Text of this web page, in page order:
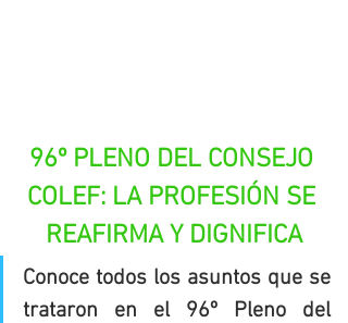
96º PLENO DEL CONSEJO
COLEF: LA PROFESIÓN SE
REAFIRMA Y DIGNIFICA
Conoce todos los asuntos que se
trataron en el 96º Pleno del